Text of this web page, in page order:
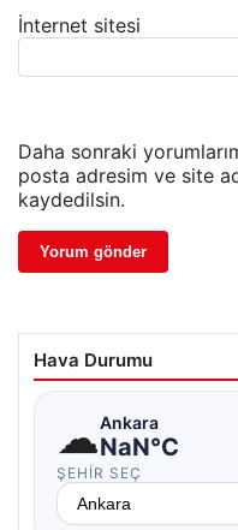
İnternet sitesi
Daha sonraki
posta adresim ve site
kaydedilsin.
Hava Durumu
☁Ankara
NaN°C
ŞEHIR SEÇ